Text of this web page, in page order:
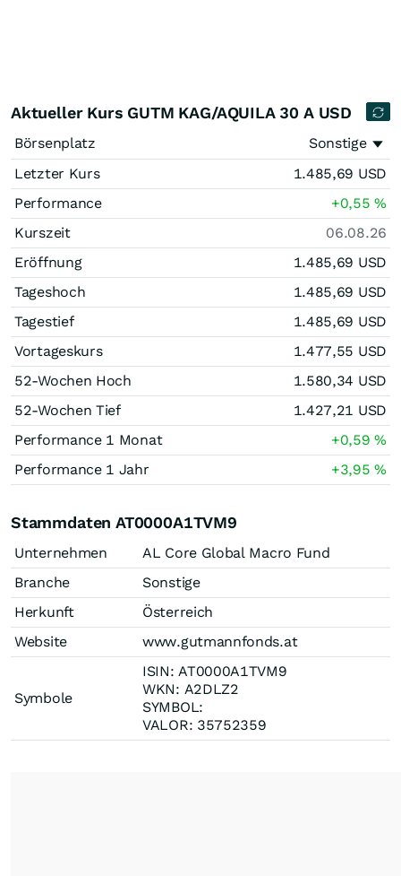
Aktueller Kurs GUTM KAG/AQUILA 30 A USD
Börsenplatz
Sonstige
Letzter Kurs
1.485,69 USD
Performance
+0,55%
Kurszeit
06.08.26
Eröffnung
1.485,69 USD
Tageshoch
1.485,69 USD
Tagestief
1.485,69 USD
Vortageskurs
1.477,55 USD
52-Wochen Hoch
1.580,34 USD
52-Wochen Tief
1.427,21 USD
Performance 1 Monat
+0,59%
Performance 1 Jahr
+3,95%
Stammdaten AT0000A1TVM9
Unternehmen
AL Core Global Macro Fund
Branche
Sonstige
Herkunft
Österreich
Website
www.gutmannfonds.at
Symbole
ISIN: AT0000A1TVM9
WKN: A2DLZ2
SYMBOL:
VALOR: 35752359